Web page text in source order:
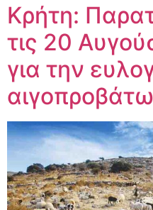
Κρήτη:
τις 20
για την